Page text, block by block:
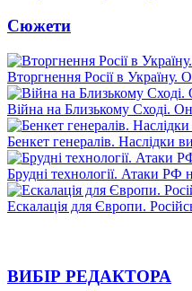
Сюжети
Вторгнення Росії в Україну.
Війна на Близькому Сході.
Бенкет генералів. Наслідки
Брудні технології. Атаки РФ
Ескалація для Європи.
ВИБІР РЕДАКТОРА